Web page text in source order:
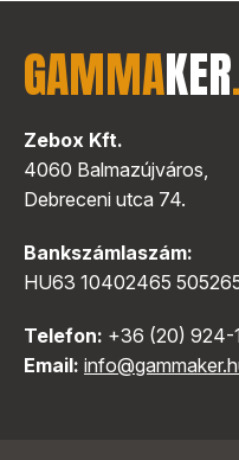
GAMMAKER
Zebox Kft.
4060 Balmazújváros,
Debreceni utca 74.
Bankszámlaszám:
HU63 10402465
Telefon: +36 (20) 924-
Email: